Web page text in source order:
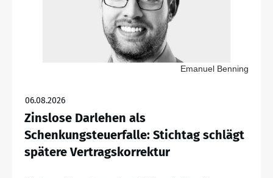
Emanuel Benning
06.08.2026
Zinslose Darlehen als
Schenkungsteuerfalle: Stichtag schlägt
spätere Vertragskorrektur